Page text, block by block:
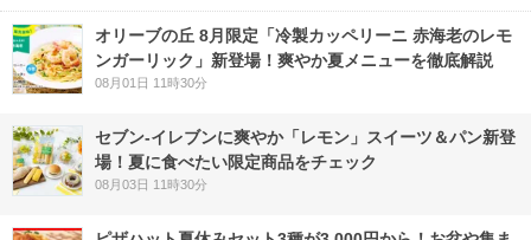
オリーブの丘 8月限定「冷製カッペリーニ 赤海老のレモ
ンガーリック」新登場！爽やか夏メニューを徹底解説
08月01日 11時30分
セブン‐イレブンに爽やか「レモン」スイーツ＆パン新登
場！夏に食べたい限定商品をチェック
08月03日 11時30分